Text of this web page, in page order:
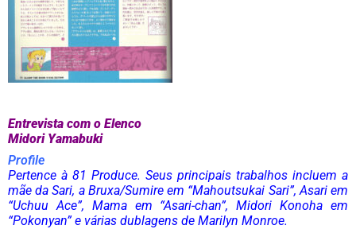
Entrevista com o Elenco
Midori Yamabuki
Profile
Pertence à 81 Produce. Seus principais trabalhos incluem a
mãe da Sari, a Bruxa/Sumire em “Mahoutsukai Sari”, Asari em
“Uchuu Ace”, Mama em “Asari-chan”, Midori Konoha em
“Pokonyan” e várias dublagens de Marilyn Monroe.